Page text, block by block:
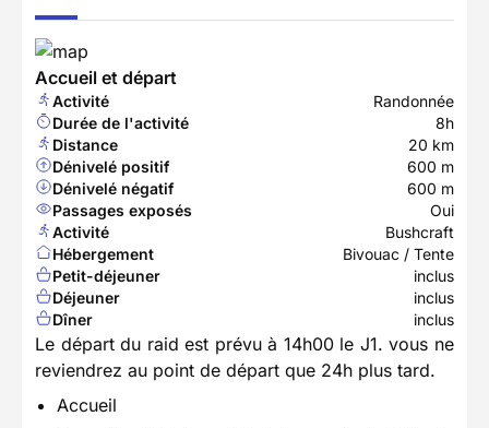
Accueil et départ
Activité
Randonnée
Durée de l'activité
8h
Distance
20 km
Dénivelé positif
600 m
Dénivelé négatif
600 m
Passages exposés
Oui
Activité
Bushcraft
Hébergement
Bivouac / Tente
Petit-déjeuner
inclus
Déjeuner
inclus
Dîner
inclus
Le départ du raid est prévu à 14h00 le J1. vous ne
reviendrez au point de départ que 24h plus tard.
Accueil